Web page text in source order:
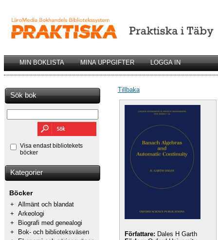
MIN BOKLISTA MINA UPPGIFTER LOGGA IN
Sök bok
Visa endast bibliotekets
böcker
Kategorier
Böcker
+ Allmänt och blandat
+ Arkeologi
+
Biografi med genealogi
+
Bok- och biblioteksväsen
Tillbaka
Författare: Dales H Garth